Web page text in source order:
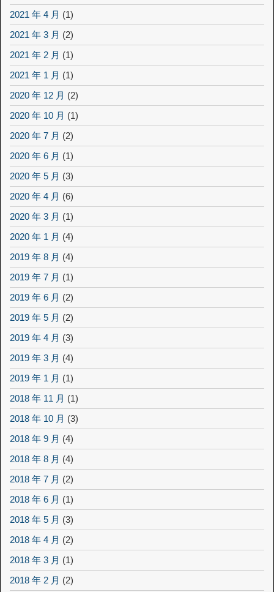
2021 年 4 月 (1)
2021 年 3 月 (2)
2021 年 2 月 (1)
2021 年 1 月 (1)
2020 年 12 月 (2)
2020 年 10 月 (1)
2020 年 7 月 (2)
2020 年 6 月 (1)
2020 年 5 月 (3)
2020 年 4 月 (6)
2020 年 3 月 (1)
2020 年 1 月 (4)
2019 年 8 月 (4)
2019 年 7 月 (1)
2019 年 6 月 (2)
2019 年 5 月 (2)
2019 年 4 月 (3)
2019 年 3 月 (4)
2019 年 1 月 (1)
2018 年 11 月 (1)
2018 年 10 月 (3)
2018 年 9 月 (4)
2018 年 8 月 (4)
2018 年 7 月 (2)
2018 年 6 月 (1)
2018 年 5 月 (3)
2018 年 4 月 (2)
2018 年 3 月 (1)
2018 年 2 月 (2)